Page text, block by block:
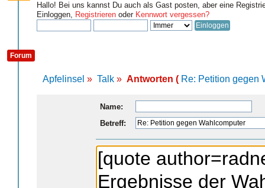
Hallo! Bei uns kannst Du auch als Gast posten, aber eine
Einloggen, Registrieren oder Kennwort vergessen?
Forum
Apfelinsel » Talk » Antworten ( Re: Petition gegen
Name:
Betreff: